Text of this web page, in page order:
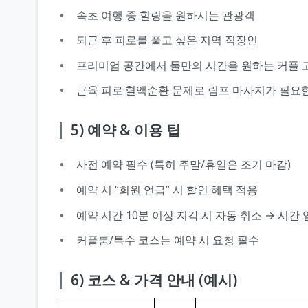
속초 여행 중 힐링을 원하시는 관광객
퇴근 후 피로를 풀고 싶은 지역 직장인
프리미엄 공간에서 둘만의 시간을 원하는 커플
근육 피로·혈액순환 문제로 림프 마사지가 필요
5) 예약 & 이용 팁
사전 예약 필수 (특히 주말/휴일은 조기 마감)
예약 시 “회원 언급” 시 할인 혜택 적용
예약 시간 10분 이상 지각 시 자동 취소 → 시간
커플룸/특수 코스는 예약 시 요청 필수
6) 코스 & 가격 안내 (예시)